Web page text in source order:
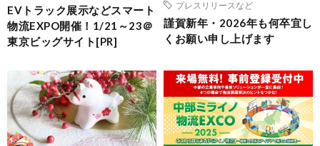
EVトラック展示などスマート
物流EXPO開催！1/21～23＠
東京ビッグサイト[PR]
プレスリリースなど
謹賀新年・2026年も何卒宜し
くお願い申し上げます